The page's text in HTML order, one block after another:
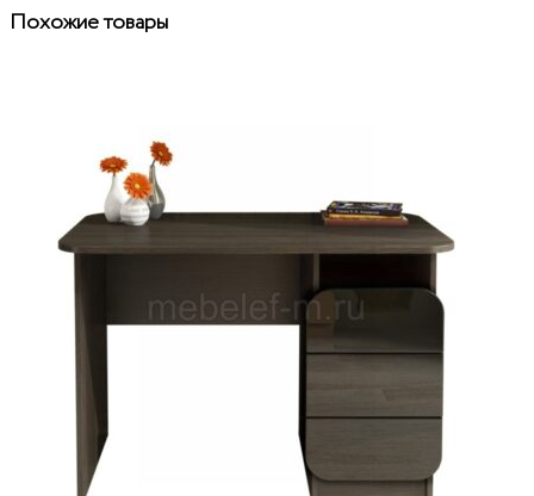
Похожие товары